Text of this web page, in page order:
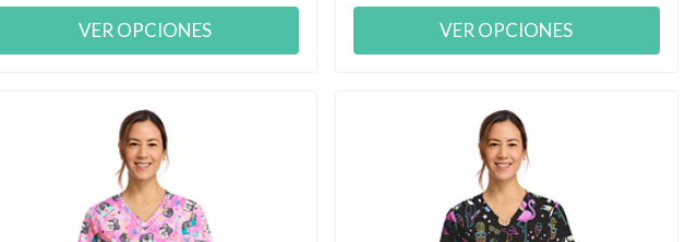
VER OPCIONES
VER OPCIONES